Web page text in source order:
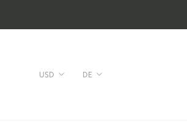
Währung
USD Sprache
DE